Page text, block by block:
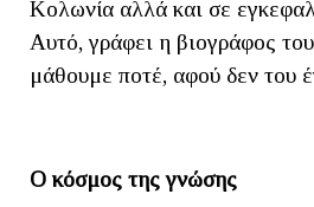
Κολωνία αλλά και σε
Αυτό, γράφει η βιογράφος
μάθουμε ποτέ, αφού δεν του
Ο κόσμος της γνώσης